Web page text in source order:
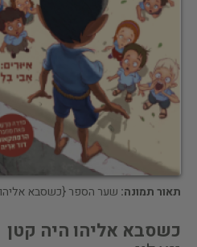
תאור תמונה: שער הספר {כשסבא
כשסבא אליהו היה קטן